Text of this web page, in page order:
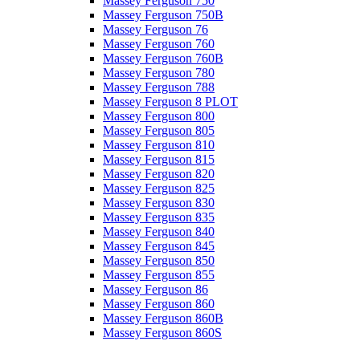
Massey Ferguson 750B
Massey Ferguson 76
Massey Ferguson 760
Massey Ferguson 760B
Massey Ferguson 780
Massey Ferguson 788
Massey Ferguson 8 PLOT
Massey Ferguson 800
Massey Ferguson 805
Massey Ferguson 810
Massey Ferguson 815
Massey Ferguson 820
Massey Ferguson 825
Massey Ferguson 830
Massey Ferguson 835
Massey Ferguson 840
Massey Ferguson 845
Massey Ferguson 850
Massey Ferguson 855
Massey Ferguson 86
Massey Ferguson 860
Massey Ferguson 860B
Massey Ferguson 860S